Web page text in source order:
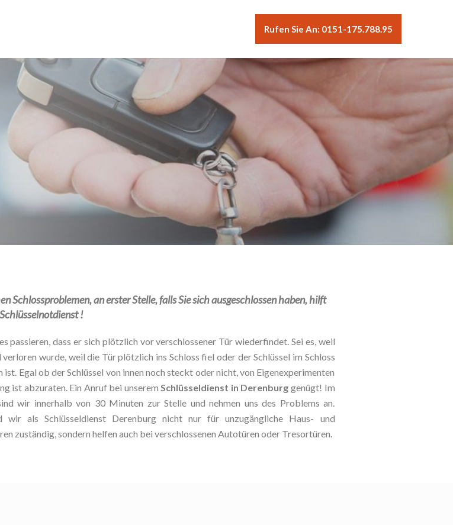
Rufen Sie An: 0151-175.788.95
Schlossproblemen, an erster Stelle, falls Sie sich ausgeschlossen haben, hilft
!
passieren, dass er sich plötzlich vor verschlossener Tür wiederfindet. Sei es, weil
verloren wurde, weil die Tür plötzlich ins Schloss fiel oder der Schlüssel im Schloss
ist. Egal ob der Schlüssel von innen noch steckt oder nicht, von Eigenexperimenten
ist abzuraten. Ein Anruf bei unseremSchlüsseldienst in Derenburg genügt! Im
wir innerhalb von 30 Minuten zur Stelle und nehmen uns des Problems an.
wir als Schlüsseldienst Derenburg nicht nur für unzugängliche Haus- und
zuständig, sondern helfen auch bei verschlossenen Autotüren oder Tresortüren.